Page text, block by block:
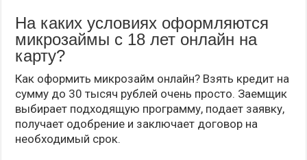
На каких условиях оформляются
микрозаймы с 18 лет онлайн на
карту?
Как оформить микрозайм онлайн? Взять кредит на
сумму до 30 тысяч рублей очень просто. Заемщик
выбирает подходящую программу, подает заявку,
получает одобрение и заключает договор на
необходимый срок.